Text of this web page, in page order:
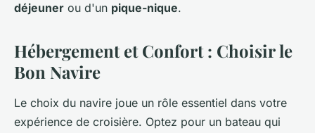
déjeuner ou d'un pique-nique.
Hébergement et Confort : Choisir le
Bon Navire
Le choix du navire joue un rôle essentiel dans votre
expérience de croisière. Optez pour un bateau qui